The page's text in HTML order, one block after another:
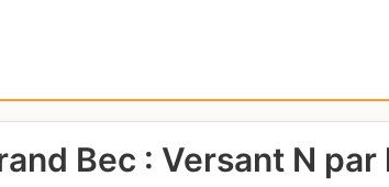
Bec : Versant N